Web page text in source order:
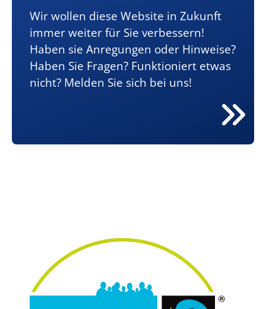
Wir wollen diese Website in Zukunft
immer weiter für Sie verbessern!
Haben sie Anregungen oder Hinweise?
Haben Sie Fragen? Funktioniert etwas
nicht? Melden Sie sich bei uns!